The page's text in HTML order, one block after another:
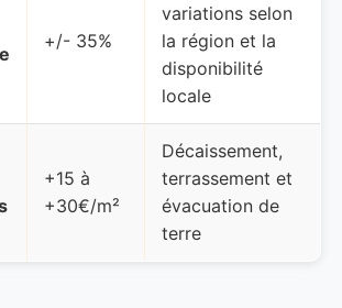
+/- 35%
variations selon
la région et la
disponibilité
locale
+15 à
+30€/m²
Décaissement,
terrassement et
évacuation de
terre